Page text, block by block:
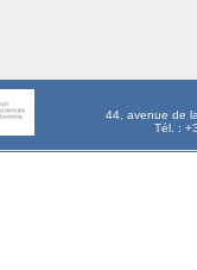
44, avenue de
Tél. :